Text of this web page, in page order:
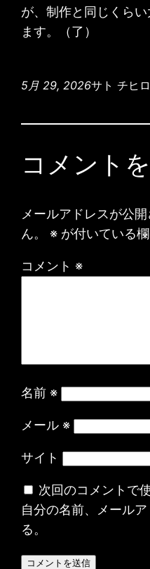
が、制作と同じくら
ます。（了）
5月 29, 2026サト チヒロ
コメント
メールアドレスが公
ん。
※ が付いている
コメント ※
名前 ※
メール ※
サイト
次回のコメントで
自分の名前、メール
る。